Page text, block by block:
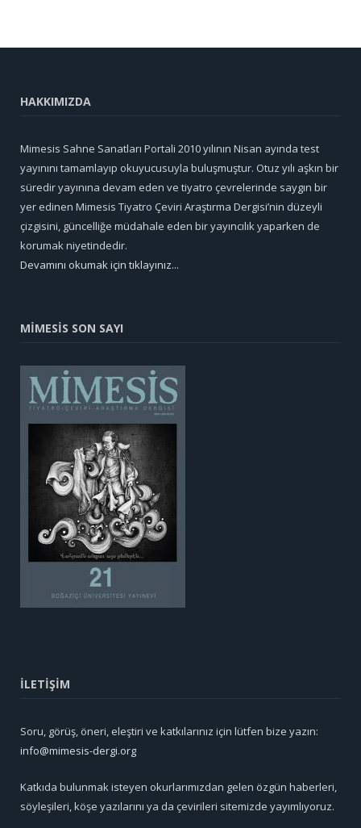
HAKKIMIZDA
Mimesis Sahne Sanatları Portali 2010 yılının Nisan ayında test
yayınını tamamlayıp okuyucusuyla buluşmuştur. Otuz yılı aşkın bir
süredir yayınına devam eden ve tiyatro çevrelerinde saygın bir
yer edinen Mimesis Tiyatro Çeviri Araştırma Dergisi’nin düzeyli
çizgisini, güncelliğe müdahale eden bir yayıncılık yaparken de
korumak niyetindedir.
Devamını okumak için tıklayınız...
MİMESİS SON SAYI
İLETİŞİM
Soru, görüş, öneri, eleştiri ve katkılarınız için lütfen bize yazın:
info@mimesis-dergi.org
Katkıda bulunmak isteyen okurlarımızdan gelen özgün haberleri,
söyleşileri, köşe yazılarını ya da çevirileri sitemizde yayımlıyoruz.